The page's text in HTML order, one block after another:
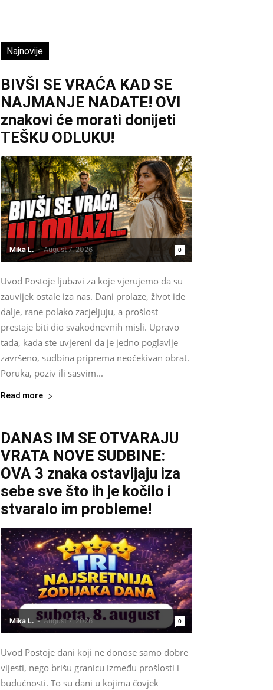
Najnovije
BIVŠI SE VRAĆA KAD SE
NAJMANJE NADATE! OVI
znakovi će morati donijeti
TEŠKU ODLUKU!
Mika L. - August 7, 2026 0
Uvod Postoje ljubavi za koje vjerujemo da su
zauvijek ostale iza nas. Dani prolaze, život ide
dalje, rane polako zacjeljuju, a prošlost
prestaje biti dio svakodnevnih misli. Upravo
tada, kada ste uvjereni da je jedno poglavlje
završeno, sudbina priprema neočekivan obrat.
Poruka, poziv ili sasvim...
Read more
DANAS IM SE OTVARAJU
VRATA NOVE SUDBINE:
OVA 3 znaka ostavljaju iza
sebe sve što ih je kočilo i
stvaralo im probleme!
Mika L. - August 7, 2026 0
Uvod Postoje dani koji ne donose samo dobre
vijesti, nego brišu granicu između prošlosti i
budućnosti. To su dani u kojima čovjek